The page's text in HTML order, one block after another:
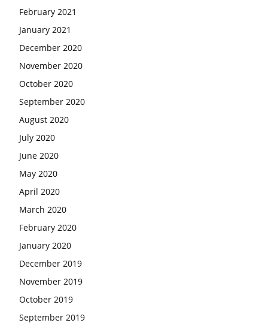
February 2021
January 2021
December 2020
November 2020
October 2020
September 2020
August 2020
July 2020
June 2020
May 2020
April 2020
March 2020
February 2020
January 2020
December 2019
November 2019
October 2019
September 2019